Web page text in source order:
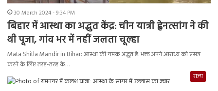
30 March 2024 - 9:34 PM
बिहार में आस्था का अद्भुत केंद्र: चीन यात्री ह्वेनत्सांग ने की
थी पूजा, गांव भर में नहीं जलता चूल्हा
Mata Shitla Mandir in Bihar: आस्था की गमक अद्भुत है. भक्त अपने आराध्य को प्रसन्न
करने के लिए तरह-तरह के…
राज्य